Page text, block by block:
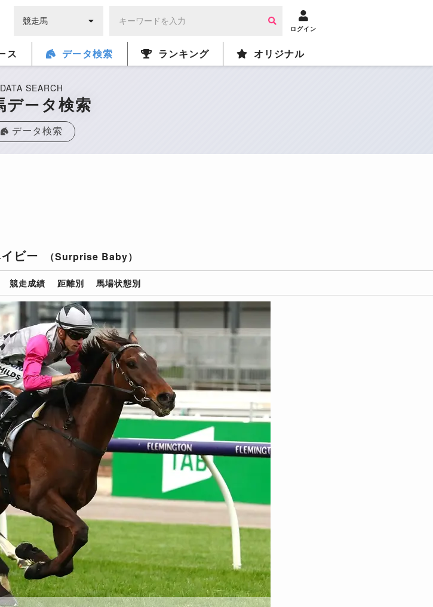
ログイン
ス データ検索 ランキング オリジナル
DATA SEARCH
データ検索
データ検索
ビー （Surprise Baby）
競走成績 距離別 馬場状態別